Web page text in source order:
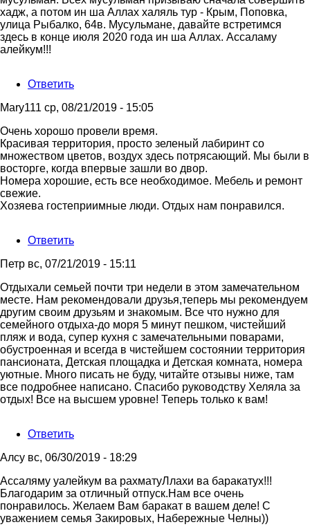
хадж, а потом ин ша Аллах халяль тур - Крым, Поповка,
улица Рыбалко, 64в. Мусульмане, давайте встретимся
здесь в конце июля 2020 года ин ша Аллах. Ассаламу
алейкум!!!
Ответить
Mary111 ср, 08/21/2019 - 15:05
Очень хорошо провели время.
Красивая территория, просто зеленый лабиринт со
множеством цветов, воздух здесь потрясающий. Мы были в
восторге, когда впервые зашли во двор.
Номера хорошие, есть все необходимое. Мебель и ремонт
свежие.
Хозяева гостеприимные люди. Отдых нам понравился.
Ответить
Петр вс, 07/21/2019 - 15:11
Отдыхали семьей почти три недели в этом замечательном
месте. Нам рекомендовали друзья,теперь мы рекомендуем
другим своим друзьям и знакомым. Все что нужно для
семейного отдыха-до моря 5 минут пешком, чистейший
пляж и вода, супер кухня с замечательными поварами,
обустроенная и всегда в чистейшем состоянии территория
пансионата, Детская площадка и Детская комната, номера
уютные. Много писать не буду, читайте отзывы ниже, там
все подробнее написано. Спасибо руководству Хеляла за
отдых! Все на высшем уровне! Теперь только к вам!
Ответить
Алсу вс, 06/30/2019 - 18:29
Ассаляму уалейкум ва рахматуЛлахи ва баракатух!!!
Благодарим за отличный отпуск.Нам все очень
понравилось. Желаем Вам баракат в вашем деле! С
уважением семья Закировых, Набережные Челны))